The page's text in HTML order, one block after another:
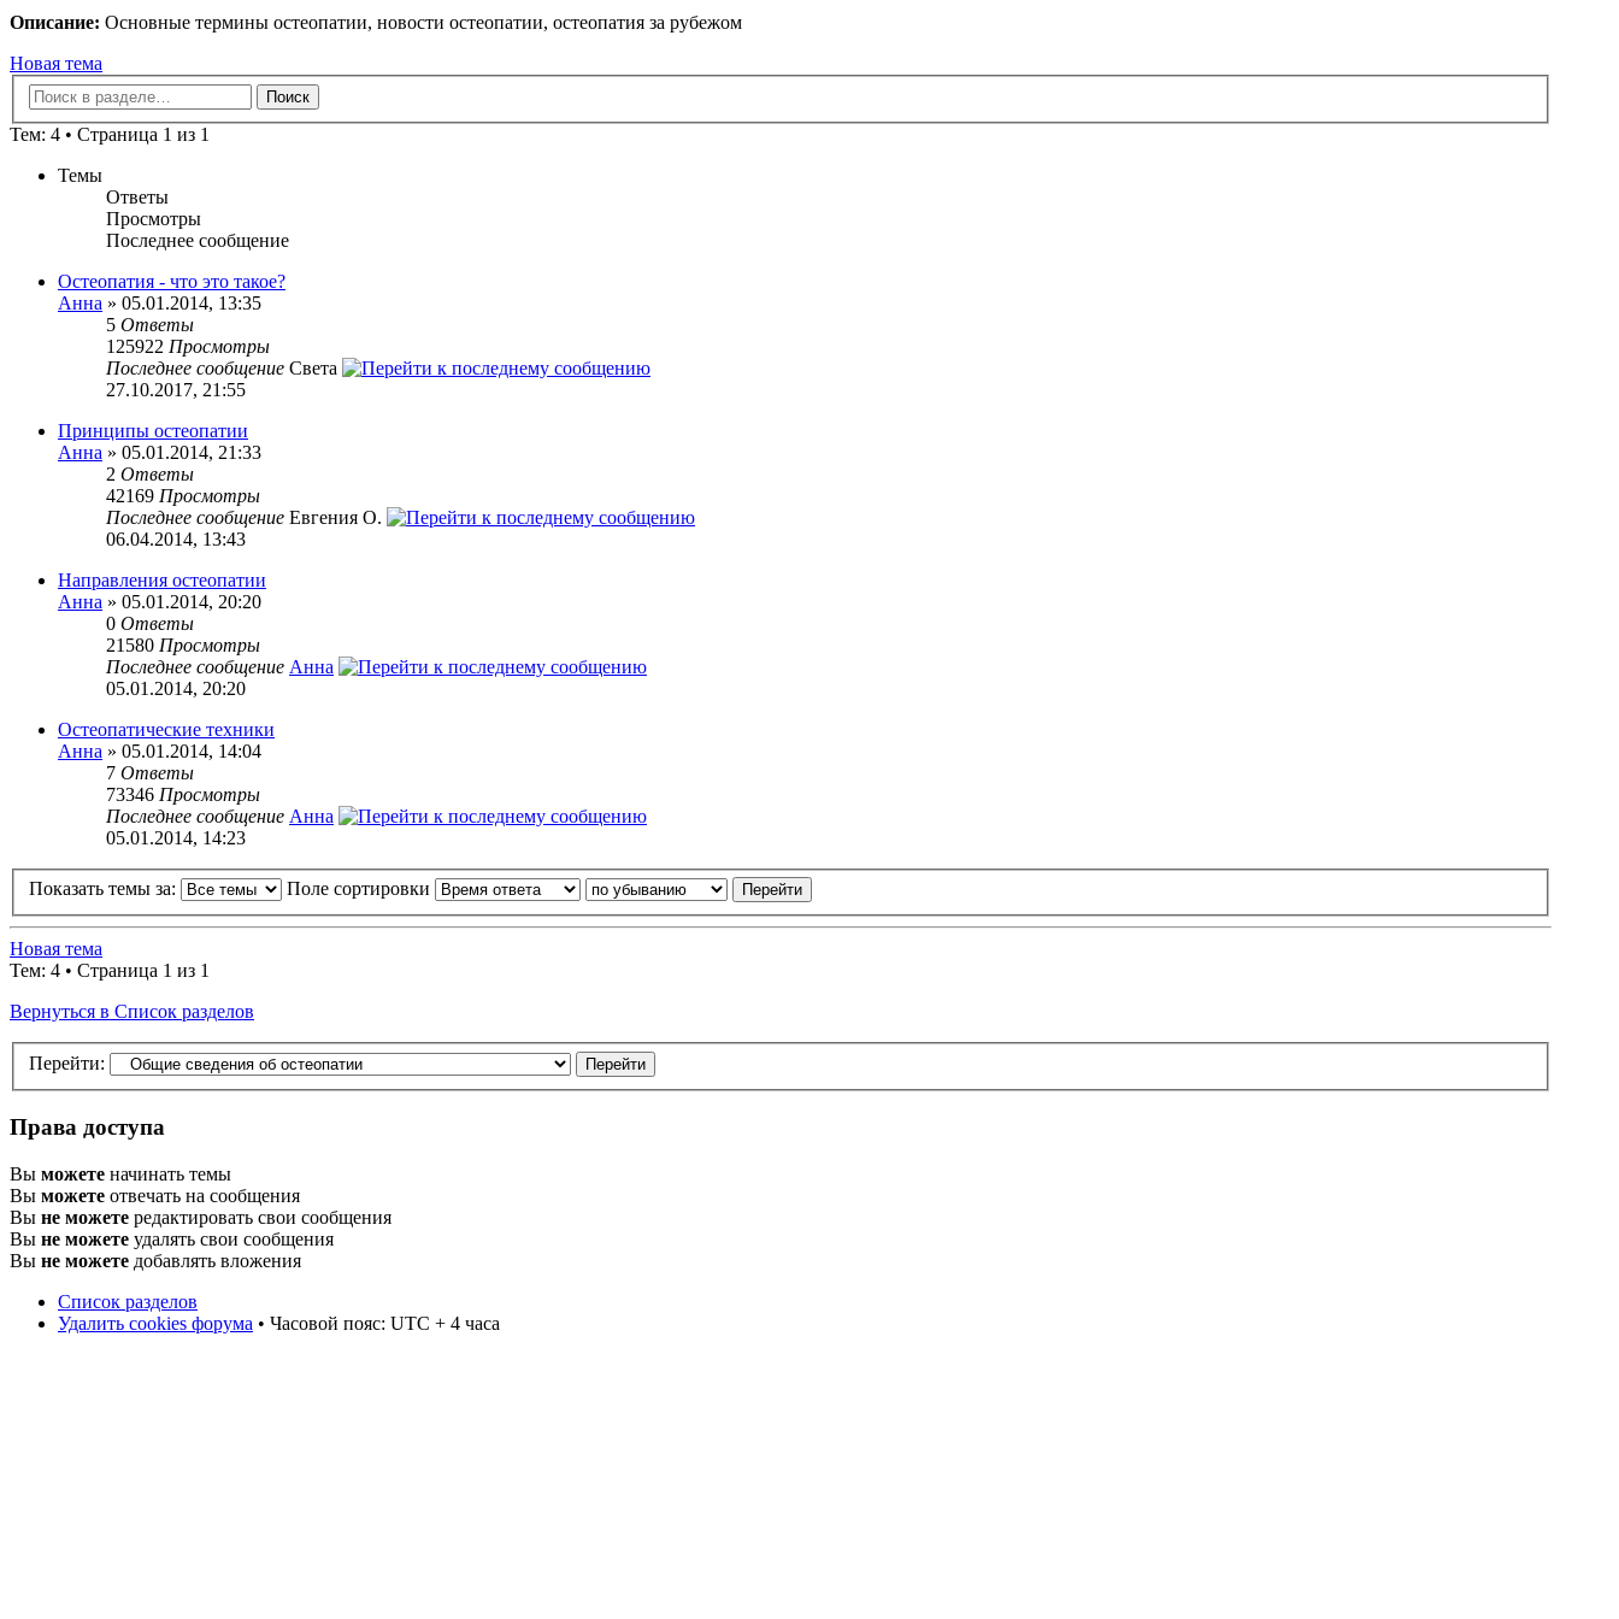
Описание: Основные термины остеопатии, новости остеопатии, остеопатия за рубежом
Новая тема
Тем: 4 • Страница 1 из 1
Темы
Ответы
Просмотры
Последнее сообщение
Остеопатия - что это такое?
Анна » 05.01.2014, 13:35
5 Ответы
125922 Просмотры
Последнее сообщение Света
27.10.2017, 21:55
Принципы остеопатии
Анна » 05.01.2014, 21:33
2 Ответы
42169 Просмотры
Последнее сообщение Евгения О.
06.04.2014, 13:43
Направления остеопатии
Анна » 05.01.2014, 20:20
0 Ответы
21580 Просмотры
Последнее сообщение Анна
05.01.2014, 20:20
Остеопатические техники
Анна » 05.01.2014, 14:04
7 Ответы
73346 Просмотры
Последнее сообщение Анна
05.01.2014, 14:23
Показать темы за: Поле сортировки
Новая тема
Тем: 4 • Страница 1 из 1
Вернуться в Список разделов
Перейти:
Права доступа
Вы можете начинать темы
Вы можете отвечать на сообщения
Вы не можете редактировать свои сообщения
Вы не можете удалять свои сообщения
Вы не можете добавлять вложения
Список разделов
Удалить cookies форума • Часовой пояс: UTC + 4 часа